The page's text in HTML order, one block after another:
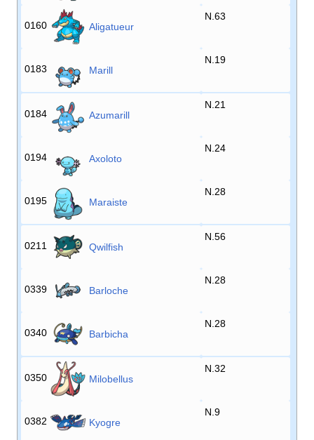
0160 Aligatueur
N.63
0183 Marill
N.19
0184 Azumarill
N.21
0194 Axoloto
N.24
0195 Maraiste
N.28
0211 Qwilfish
N.56
0339 Barloche
N.28
0340 Barbicha
N.28
0350 Milobellus
N.32
0382 Kyogre
N.9